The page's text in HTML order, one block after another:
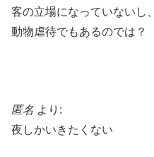
客の立場になっていないし、
動物虐待でもあるのでは？
匿名 より:
夜しかいきたくない